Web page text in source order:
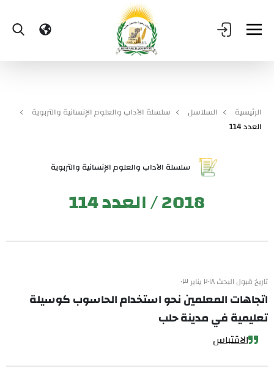
الرئيسية السلاسل
سلسلة الآداب والعلوم الإنسانية والتربوية
العدد 114
سلسلة الآداب والعلوم الإنسانية والتربوية
2018 / العدد 114
تاريخ قبول البحث ٢٠١٨ يناير ٠٣
اتجاهات المعلمين نحو استخدام الحاسوب كوسيلة
تعليمية في مدينة حلب
الاقتباس